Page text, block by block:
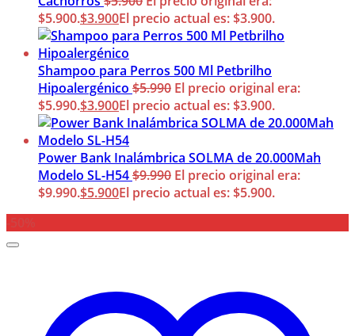
$5.900.$3.900El precio actual es: $3.900.
Shampoo para Perros 500 Ml Petbrilho
Hipoalergénico $5.990 El precio original era:
$5.990.$3.900El precio actual es: $3.900.
Power Bank Inalámbrica SOLMA de 20.000Mah
Modelo SL-H54$9.990 El precio original era:
$9.990.$5.900El precio actual es: $5.900.